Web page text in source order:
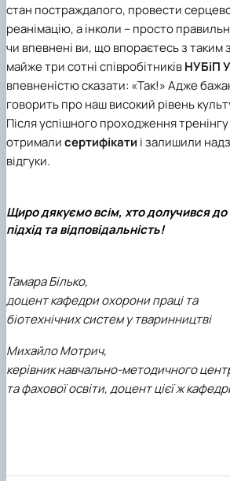
стан постраждалого, провести
реанімацію, а інколи – просто
чи впевнені ви, що впораєтесь з таким
майже три сотні співробітниківНУБіП
впевненістю сказати: «Так!» Адже
говорить про наш високий рівень
Після успішного проходження тренінгу
отрималисертифікати і залишили
відгуки.
Щиро дякуємо всім, хто долучився до
підхід та відповідальність!
Тамара Білько,
доцент кафедри охорони праці та
біотехнічних систем у тваринництві
Михайло Мотрич,
керівник навчально-методичного
та фахової освіти, доцент цієї ж